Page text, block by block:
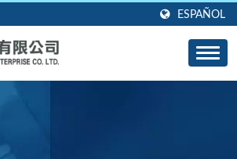
ESPAÑOL